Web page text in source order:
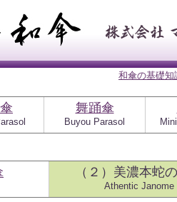
和傘の基礎知
舞踊傘
Buyou Parasol
（２） 美濃本蛇
Athentic Janome